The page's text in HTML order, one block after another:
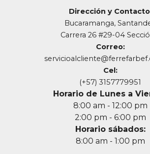
Dirección y
Bucaramanga,
Carrera 26 #29-04
Correo:
Cel:
(+57) 3157779951
Horario de Lunes a
8:00 am - 12:00 pm
2:00 pm - 6:00 pm
Horario sábados:
8:00 am - 1:00 pm